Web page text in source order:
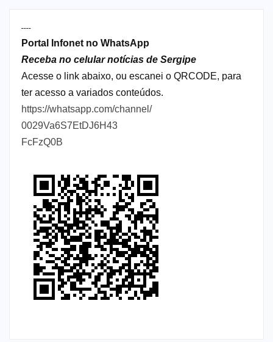
----
Portal Infonet no WhatsApp
Receba no celular notícias de Sergipe
Acesse o link abaixo, ou escanei o QRCODE, para
ter acesso a variados conteúdos.
https://whatsapp.com/channel/
0029Va6S7EtDJ6H43
FcFzQ0B